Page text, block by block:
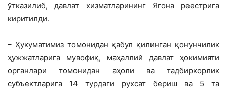
ўтказилиб, давлат хизматларининг Ягона реестрига
киритил­ди.
– Ҳукуматимиз томонидан қабул қи­линган қонунчилик
ҳужжатларига муво­фиқ, маҳаллий давлат ҳокимияти
орган­лари томонидан аҳоли ва тадбиркорлик
субъектларига 14 турдаги рухсат бериш ва 5 та